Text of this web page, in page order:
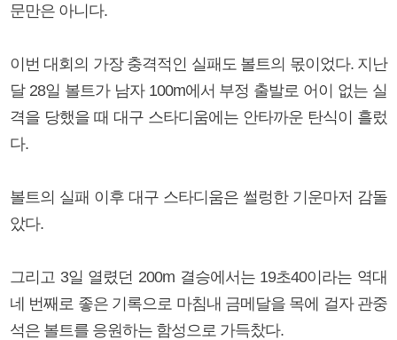
문만은 아니다.
이번 대회의 가장 충격적인 실패도 볼트의 몫이었다. 지난
달 28일 볼트가 남자 100m에서 부정 출발로 어이 없는 실
격을 당했을 때 대구 스타디움에는 안타까운 탄식이 흘렀
다.
볼트의 실패 이후 대구 스타디움은 썰렁한 기운마저 감돌
았다.
그리고 3일 열렸던 200m 결승에서는 19초40이라는 역대
네 번째로 좋은 기록으로 마침내 금메달을 목에 걸자 관중
석은 볼트를 응원하는 함성으로 가득찼다.